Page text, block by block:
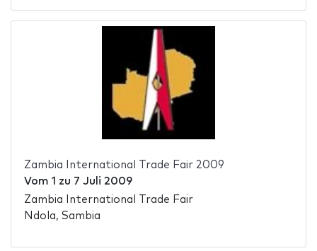
Zambia International Trade Fair 2009
Vom 1 zu 7 Juli 2009
Zambia International Trade Fair
Ndola, Sambia